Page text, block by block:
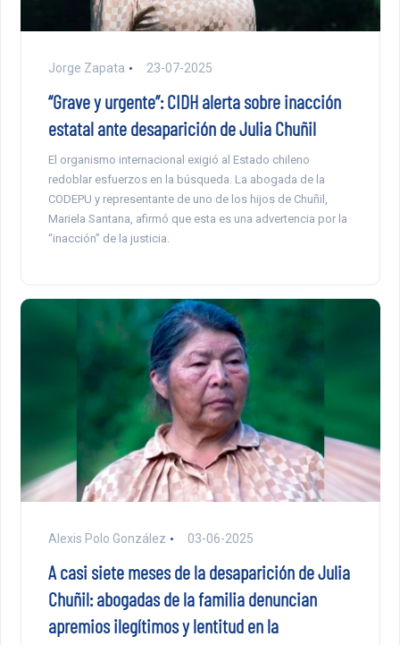
Jorge Zapata 23-07-2025
“Grave y urgente”: CIDH alerta sobre inacción
estatal ante desaparición de Julia Chuñil
El organismo internacional exigió al Estado chileno
redoblar esfuerzos en la búsqueda. La abogada de la
CODEPU y representante de uno de los hijos de Chuñil,
Mariela Santana, afirmó que esta es una advertencia por la
“inacción” de la justicia.
Alexis Polo González 03-06-2025
A casi siete meses de la desaparición de Julia
Chuñil: abogadas de la familia denuncian
apremios ilegítimos y lentitud en la